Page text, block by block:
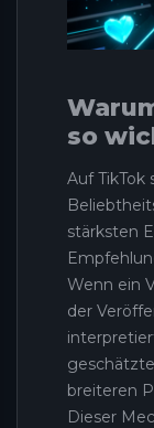
so
Auf TikTok
stärksten
Wenn ein
der
breiteren
Dieser